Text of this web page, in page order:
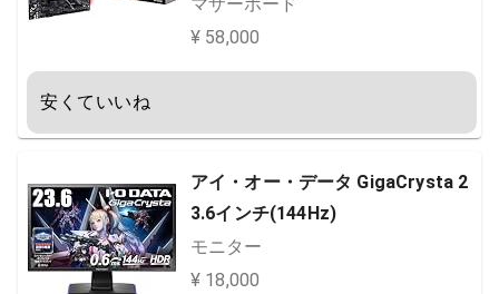
¥ 58,000
安くていいね
アイ・オー・データ GigaCrysta 2
3.6インチ(144Hz)
モニター
¥ 18,000